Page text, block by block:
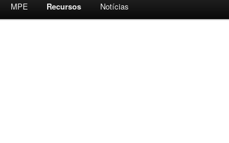
MPE Recursos Notícias